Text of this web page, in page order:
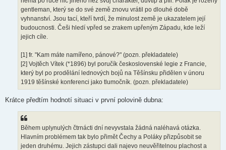
gentleman, který se do své země znovu vrátil po dlouhé době
vyhnanství. Jsou tací, kteří tvrdí, že minulost země je ukazatelem její
budoucnosti. Češi hledí vpřed se zrakem upřeným Západu, kde leží
jejich cíle.
[1] fr. "Kam máte namířeno, pánové?" (pozn. překladatele)
[2] Vojtěch Vítek (*1896) byl poručík československé legie z Francie,
který byl po prodělání lednových bojů na Těšínsku přidělen v únoru
1919 těšínské konferenci jako tlumočník. (pozn. překladatele)
Krátce předtím hodnotí situaci v první polovině dubna:
Během uplynulých čtrnácti dní nevyvstala žádná naléhavá otázka.
Hlavním problémem tak bylo přimět Čechy a Poláky přizpůsobit se
jeden druhému. Jejich zástupci dali najevo neuvěřitelnou plachost a